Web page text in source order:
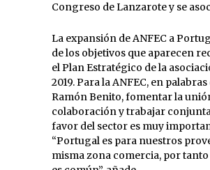
Congreso de Lanzarote y se
La expansión de ANFEC a
de los objetivos que aparecen
el Plan Estratégico de la
2019. Para la ANFEC, en palabras
Ramón Benito, fomentar la
colaboración y trabajar
favor del sector es muy
“Portugal es para nuestros
misma zona comercia, por